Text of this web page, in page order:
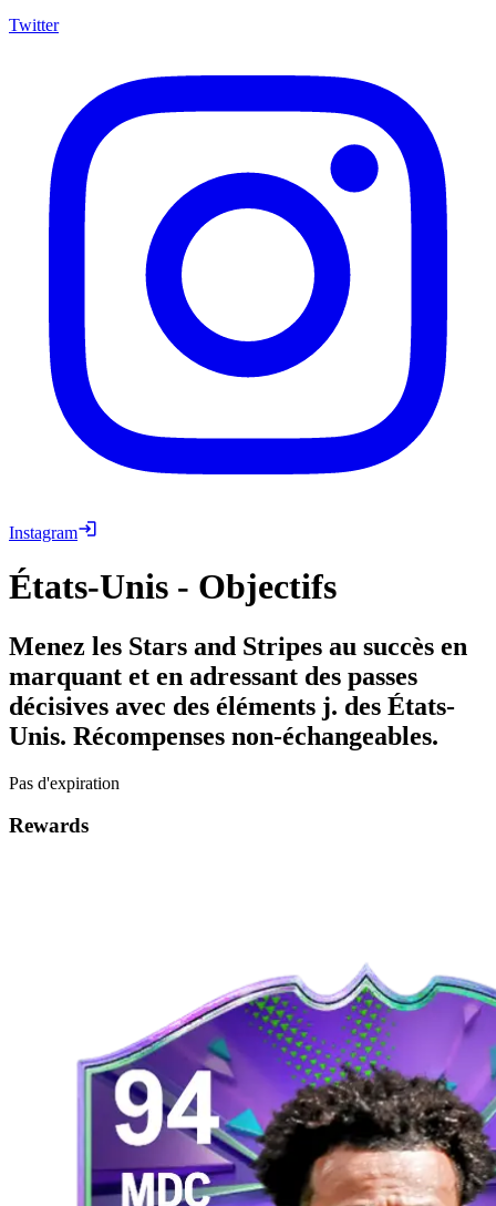
Twitter
Instagram
États-Unis - Objectifs
Menez les Stars and Stripes au succès en
marquant et en adressant des passes
décisives avec des éléments j. des États-
Unis. Récompenses non-échangeables.
Pas d'expiration
Rewards